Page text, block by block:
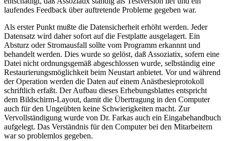
laufendes Feedback über auftretende Probleme gegeben war.
Als erster Punkt mußte die Datensicherheit erhöht werden. Jeder
Datensatz wird daher sofort auf die Festplatte ausgelagert. Ein
Absturz oder Stromausfall sollte vom Programm erkannnt und
behandelt werden. Dies wurde so gelöst, daß Assoziatix, sofern eine
Datei nicht ordnungsgemäß abgeschlossen wurde, selbständig eine
Restaurierungsmöglichkeit beim Neustart anbietet. Vor und während
der Operation werden die Daten auf einem Anästhesieprotokoll
schriftlich erfaßt. Der Aufbau dieses Erhebungsblattes entspricht
dem Bildschirm-Layout, damit die Übertragung in den Computer
auch für den Ungeübten keine Schwierigkeiten macht. Zur
Vervollständigung wurde von Dr. Farkas auch ein Eingabehandbuch
aufgelegt. Das Verständnis für den Computer bei den Mitarbeitern
war so problemlos gegeben.